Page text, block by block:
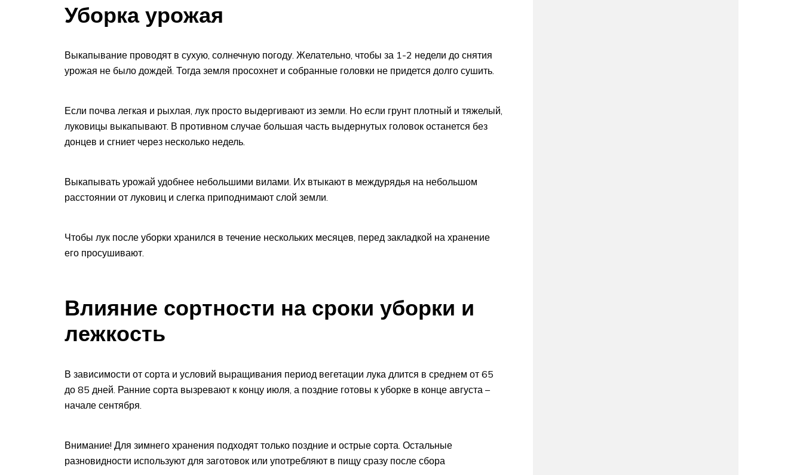
Уборка урожая
Выкапывание проводят в сухую, солнечную погоду. Желательно, чтобы за 1-2 недели до снятия
урожая не было дождей. Тогда земля просохнет и собранные головки не придется долго сушить.
Если почва легкая и рыхлая, лук просто выдергивают из земли. Но если грунт плотный и тяжелый,
луковицы выкапывают. В противном случае большая часть выдернутых головок останется без
донцев и сгниет через несколько недель.
Выкапывать урожай удобнее небольшими вилами. Их втыкают в междурядья на небольшом
расстоянии от луковиц и слегка приподнимают слой земли.
Чтобы лук после уборки хранился в течение нескольких месяцев, перед закладкой на хранение
его просушивают.
Влияние сортности на сроки уборки и
лежкость
В зависимости от сорта и условий выращивания период вегетации лука длится в среднем от 65
до 85 дней. Ранние сорта вызревают к концу июля, а поздние готовы к уборке в конце августа –
начале сентября.
Внимание! Для зимнего хранения подходят только поздние и острые сорта. Остальные
разновидности используют для заготовок или употребляют в пищу сразу после сбора